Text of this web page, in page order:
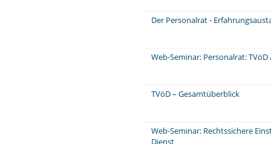
Der Personalrat -
Web-Seminar: Personalrat:
TVöD – Gesamtüberblick
Web-Seminar: Rechtssichere
Dienst